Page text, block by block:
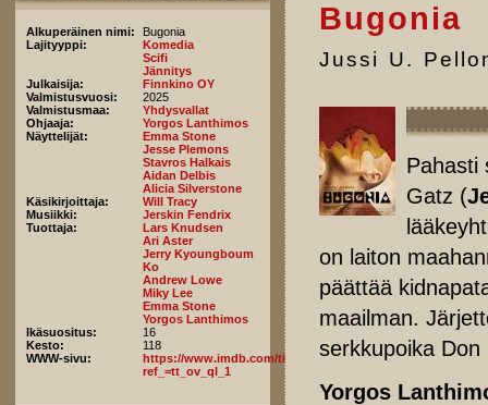
Alkuperäinen nimi:
Bugonia
Lajityyppi:
Komedia
Scifi
Jännitys
Julkaisija:
Finnkino OY
Valmistusvuosi:
2025
Valmistusmaa:
Yhdysvallat
Ohjaaja:
Yorgos Lanthimos
Näyttelijät:
Emma Stone
Jesse Plemons
Stavros Halkais
Aidan Delbis
Alicia Silverstone
Käsikirjoittaja:
Will Tracy
Musiikki:
Jerskin Fendrix
Tuottaja:
Lars Knudsen
Ari Aster
Jerry Kyoungboum
Ko
Andrew Lowe
Miky Lee
Emma Stone
Yorgos Lanthimos
Ikäsuositus:
16
Kesto:
118
WWW-sivu:
https://www.imdb.com/title/tt12300742/fullcredits/?
ref_=tt_ov_ql_1
Bugonia
Jussi U.
Pahasti
Gatz (
on laiton
päättää
maailman.
serkkupoika Don
Yorgos